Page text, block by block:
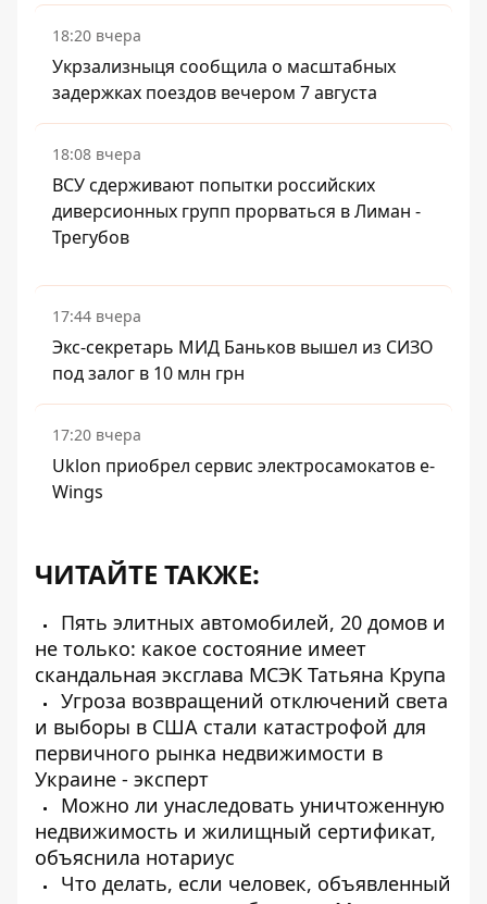
18:20 вчера
Укрзализныця сообщила о масштабных
задержках поездов вечером 7 августа
18:08 вчера
ВСУ сдерживают попытки российских
диверсионных групп прорваться в Лиман -
Трегубов
17:44 вчера
Экс-секретарь МИД Баньков вышел из СИЗО
под залог в 10 млн грн
17:20 вчера
Uklon приобрел сервис электросамокатов e-
Wings
ЧИТАЙТЕ ТАКЖЕ:
Пять элитных автомобилей, 20 домов и
не только: какое состояние имеет
скандальная эксглава МСЭК Татьяна Крупа
Угроза возвращений отключений света
и выборы в США стали катастрофой для
первичного рынка недвижимости в
Украине - эксперт
Можно ли унаследовать уничтоженную
недвижимость и жилищный сертификат,
объяснила нотариус
Что делать, если человек, объявленный